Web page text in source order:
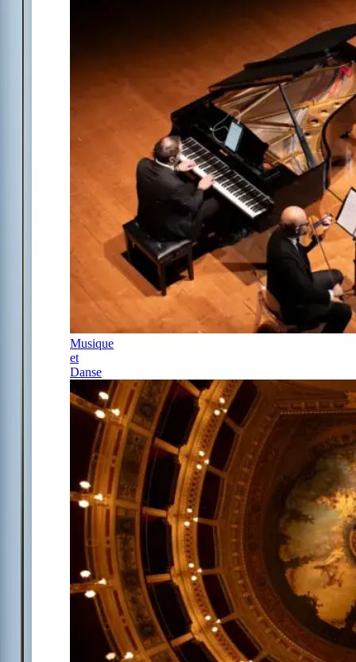
Musique
et
Danse